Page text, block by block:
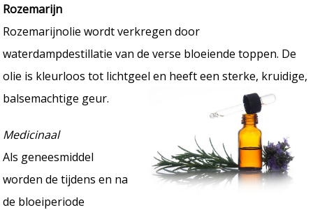
Rozemarijn
Rozemarijnolie wordt verkregen door
waterdampdestillatie van de verse bloeiende toppen. De
olie is kleurloos tot lichtgeel en heeft een sterke, kruidige,
balsemachtige geur.
Medicinaal
Als geneesmiddel
worden de tijdens en na
de bloeiperiode